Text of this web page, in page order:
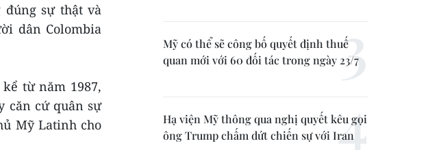
đúng sự thật và
dân Colombia
từ năm 1987,
căn cứ quân sự
Mỹ Latinh cho
Mỹ có thể sẽ công bố quyết định thuế
quan mới với 60 đối tác trong ngày 23/7
Hạ viện Mỹ thông qua nghị quyết kêu gọi
ông Trump chấm dứt chiến sự với Iran